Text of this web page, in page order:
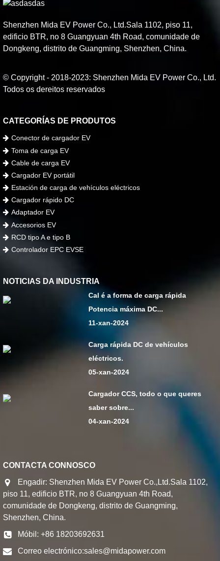
Shenzhen Mida EV Power Co., Ltd.Sala 1102, piso 11,
edificio BTR, no 8 Guangyuan 4th Road, comunidade de
Dongkeng, distrito de Guangming, Shenzhen, China.
© Copyright - 2018-2023: Shenzhen Mida EV Power Co., Ltd.
Todos os dereitos reservados
CATEGORÍAS DE PRODUTOS
Conector de cargador EV
Toma de carga EV
Cable de carga EV
Cargador EV portátil
Estación de carga de vehículos eléctricos
Cargador rápido DC
Adaptador EV
Accesorios EV
RCD tipo A e tipo B
Controlador EPC EVSE
NOTICIAS DA INDUSTRIA
Cal é a forma de carga rápida
Potencia máxima DC...
11-xan-2024
Carga rápida DC de vehículos
eléctricos.
05-xan-2024
Cargador CCS, todo o que queres
saber sobre...
04-xan-2024
CONTACTA CONNOSCO
Engadir: Shenzhen Mida EV Power Co.,Ltd.Sala 1102,
piso 11, edificio BTR, no 8 Guangyuan 4th Road,
comunidade de Dongkeng, distrito de Guangming,
Shenzhen, China.
Móbil: +86 18203692631
Correo electrónico:sales@midapower.com